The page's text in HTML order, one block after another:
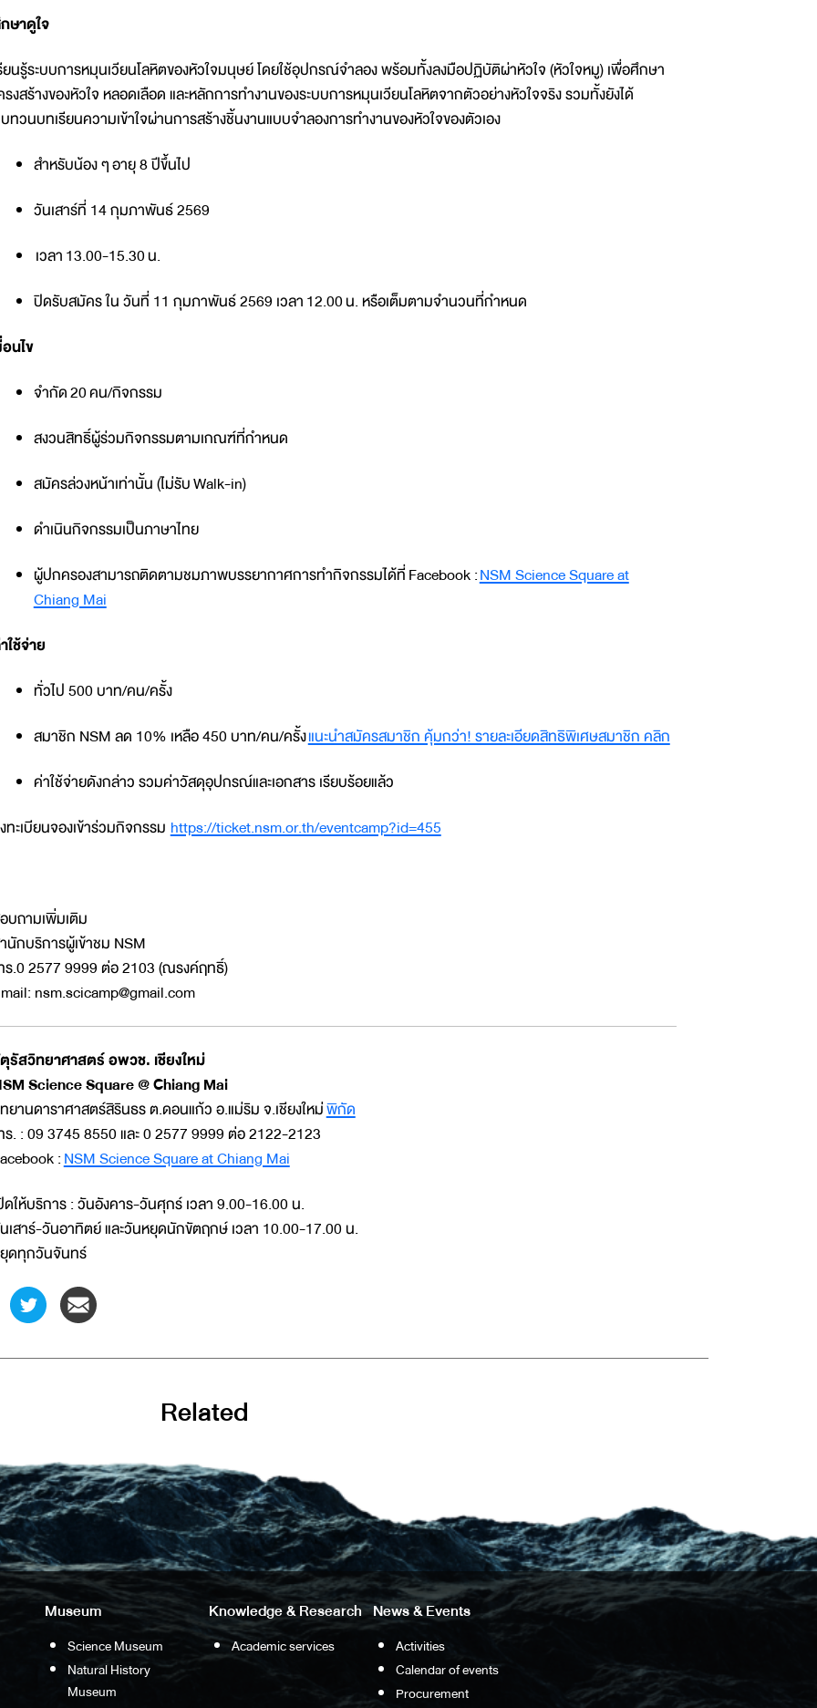
ษาดูใจ
ยนรู้ระบบการหมุนเวียนโลหิตของหัวใจมนุษย์ โดยใช้อุปกรณ์จำลอง พร้อมทั้งลงมือปฏิบัติผ่าหัวใจ (หัวใจหมู) เพื่อศึกษา
รงสร้างของหัวใจ หลอดเลือด และหลักการทำงานของระบบการหมุนเวียนโลหิตจากตัวอย่างหัวใจจริง รวมทั้งยังได้
ทวนบทเรียนความเข้าใจผ่านการสร้างชิ้นงานแบบจำลองการทำงานของหัวใจของตัวเอง
สำหรับน้อง ๆ อายุ 8 ปีขึ้นไป
วันเสาร์ที่ 14 กุมภาพันธ์ 2569
เวลา 13.00-15.30 น.
ปิดรับสมัคร ใน วันที่ 11 กุมภาพันธ์ 2569 เวลา 12.00 น. หรือเต็มตามจำนวนที่กำหนด
อนไข
จำกัด 20 คน/กิจกรรม
สงวนสิทธิ์ผู้ร่วมกิจกรรมตามเกณฑ์ที่กำหนด
สมัครล่วงหน้าเท่านั้น (ไม่รับ Walk-in)
ดำเนินกิจกรรมเป็นภาษาไทย
ผู้ปกครองสามารถติดตามชมภาพบรรยากาศการทำกิจกรรมได้ที่ Facebook :NSM Science Square at
Chiang Mai
ใช้จ่าย
ทั่วไป 500 บาท/คน/ครั้ง
สมาชิก NSM ลด 10% เหลือ 450 บาท/คน/ครั้งแนะนำสมัครสมาชิก คุ้มกว่า! รายละเอียดสิทธิพิเศษสมาชิก คลิก
ค่าใช้จ่ายดังกล่าว รวมค่าวัสดุอุปกรณ์และเอกสาร เรียบร้อยแล้ว
ทะเบียนจองเข้าร่วมกิจกรรม https://ticket.nsm.or.th/eventcamp?id=455
บถามเพิ่มเติม
นักบริการผู้เข้าชม NSM
ร.0 2577 9999 ต่อ 2103 (ณรงค์ฤทธิ์)
nsm.scicamp@gmail.com
รัสวิทยาศาสตร์ อพวช. เชียงใหม่
Science Square @ Chiang Mai
ยานดาราศาสตร์สิรินธร ต.ดอนแก้ว อ.แม่ริม จ.เชียงใหม่พิกัด
ร. : 09 3745 8550 และ 0 2577 9999 ต่อ 2122-2123
:NSM Science Square at Chiang Mai
ดให้บริการ : วันอังคาร-วันศุกร์ เวลา 9.00-16.00 น.
เสาร์-วันอาทิตย์ และวันหยุดนักขัตฤกษ์ เวลา 10.00-17.00 น.
ดทุกวันจันทร์
Related
Museum
Science Museum
Natural History
Museum
Knowledge & Research
Academic services
News & Events
Activities
Calendar of events
Procurement